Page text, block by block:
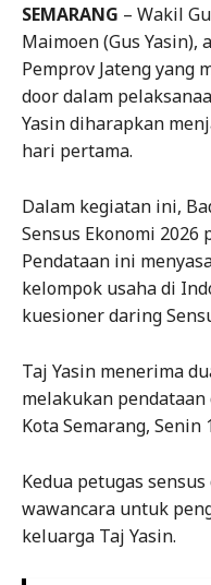
SEMARANG – Wakil
Maimoen (Gus
Pemprov Jateng yang
door dalam
Yasin diharapkan
hari pertama.
Dalam kegiatan ini,
Sensus Ekonomi 2026
Pendataan ini
kelompok usaha di
kuesioner daring
Taj Yasin menerima
melakukan
Kota Semarang, Senin
Kedua petugas
wawancara untuk
keluarga Taj Yasin.